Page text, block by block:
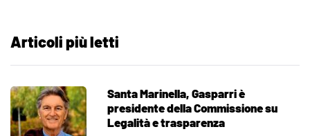
Articoli più letti
Santa Marinella, Gasparri è
presidente della Commissione su
Legalità e trasparenza